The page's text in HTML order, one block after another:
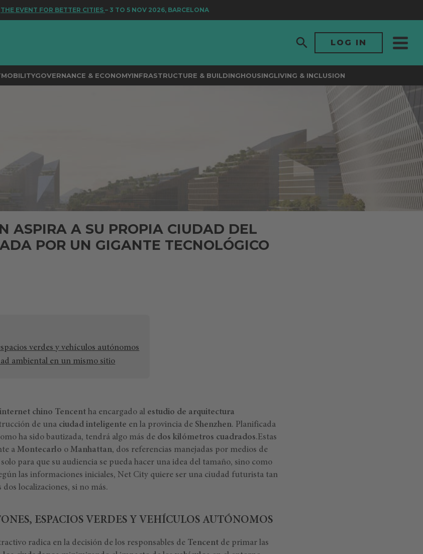
FOR BETTER CITIES – 3 TO 5 NOV 2026, BARCELONA
LOG IN
MOBILITYGOVERNANCE & ECONOMYINFRASTRUCTURE & BUILDINGHOUSINGLIVING & INCLUSION
ASPIRA A SU PROPIA CIUDAD DEL
POR UN GIGANTE TECNOLÓGICO
verdes y vehículos autónomos
ambiental en un mismo sitio
chino Tencent ha encargado al estudio de arquitectura
de una ciudad inteligente en la provincia de Shenzhen. Planificada
ha sido bautizada, tendrá algo más de dos kilómetros cuadrados.Estas
a Montecarlo o Manhattan, dos referencias manejadas por medios de
para que su audiencia se pueda hacer una idea del tamaño, sino como
las informaciones iniciales, Net City quiere ser una ciudad futurista tan
localizaciones, si no más.
ESPACIOS VERDES Y VEHÍCULOS AUTÓNOMOS
radica en la decisión de los responsables de Tencent de primar las